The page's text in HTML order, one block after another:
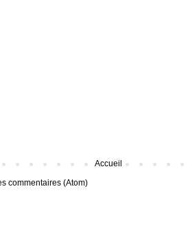
Accueil
commentaires (Atom)